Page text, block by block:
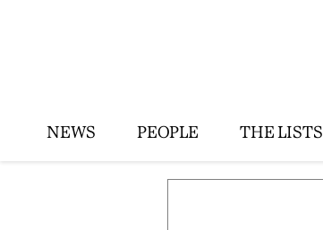
NEWS PEOPLE THE LISTS